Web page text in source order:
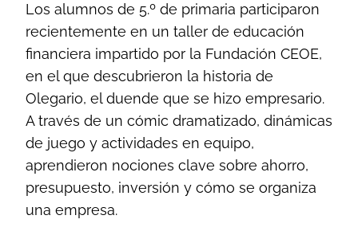
Los alumnos de 5.º de primaria participaron
recientemente en un taller de educación
financiera impartido por la Fundación CEOE,
en el que descubrieron la historia de
Olegario, el duende que se hizo empresario.
A través de un cómic dramatizado, dinámicas
de juego y actividades en equipo,
aprendieron nociones clave sobre ahorro,
presupuesto, inversión y cómo se organiza
una empresa.